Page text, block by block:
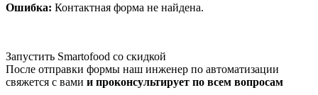
Ошибка: Контактная форма не найдена.
Запустить Smartofood со скидкой
После отправки формы наш инженер по автоматизации
свяжется с вами и проконсультирует по всем вопросам